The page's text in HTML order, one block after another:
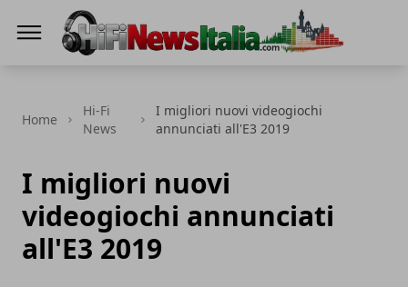
Home
Hi-Fi
News
I migliori nuovi videogiochi
annunciati all'E3 2019
I migliori nuovi
videogiochi annunciati
all'E3 2019